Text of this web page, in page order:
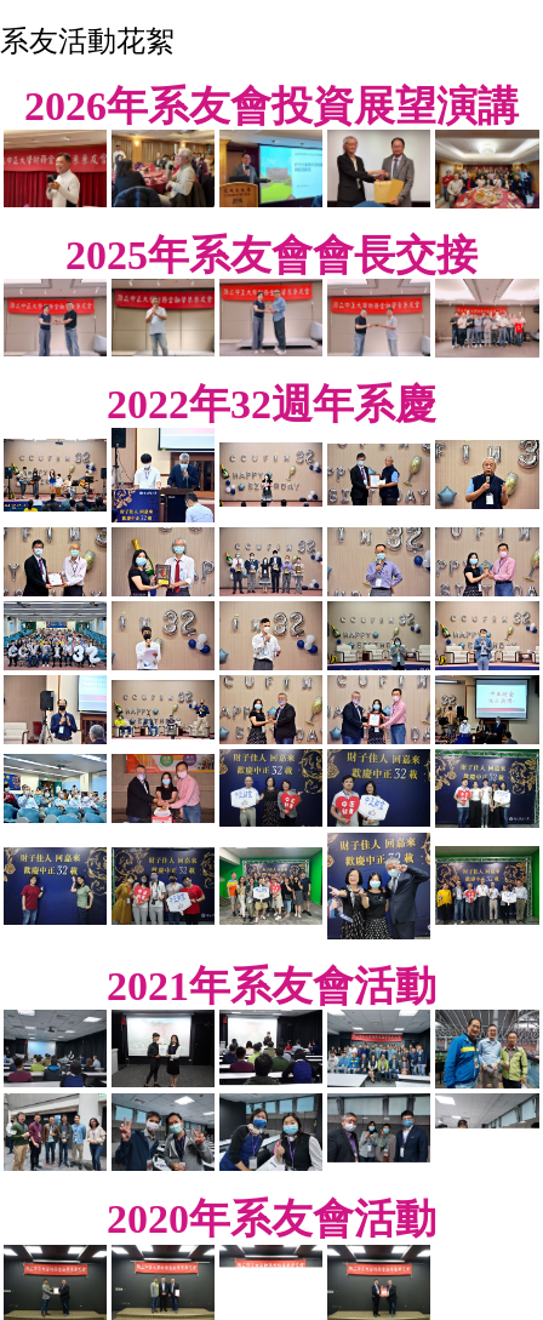
系友活動花絮
2026年系友會投資展望演講
2025年系友會會長交接
2022年32週年系慶
2021年系友會活動
2020年系友會活動